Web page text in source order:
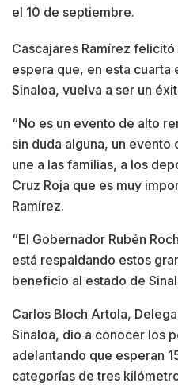
el 10 de septiembre.
Cascajares Ramírez
espera que, en esta cuarta
Sinaloa, vuelva a ser un
“No es un evento de alto
sin duda alguna, un
une a las familias, a los
Cruz Roja que es muy
Ramírez.
“El Gobernador Rubén
está respaldando estos
beneficio al estado de
Carlos Bloch Artola,
Sinaloa, dio a conocer los
adelantando que esperan
categorías de tres